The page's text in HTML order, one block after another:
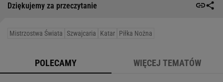
Dziękujemy za przeczytanie
Mistrzostwa Świata Szwajcaria Katar Piłka Nożna
POLECAMY WIĘCEJ TEMATÓW